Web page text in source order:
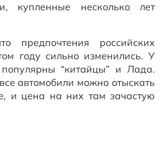
купленные несколько лет
предпочтения российских
году сильно изменились. У
“китайцы” и Лада.
автомобили можно отыскать
и цена на них там зачастую